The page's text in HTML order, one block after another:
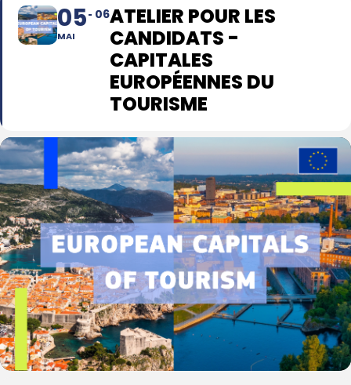
05
MAI
06ATELIER POUR LES
CANDIDATS -
CAPITALES
EUROPÉENNES DU
TOURISME